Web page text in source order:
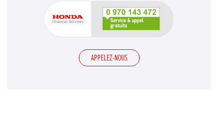
APPELEZ-NOUS